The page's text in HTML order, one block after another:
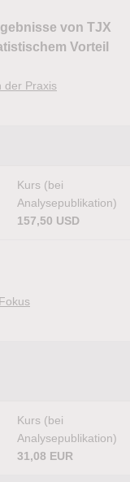
von TJX
Vorteil
der Praxis
Kurs (bei
Analysepublikation)
157,50 USD
Kurs (bei
Analysepublikation)
31,08 EUR